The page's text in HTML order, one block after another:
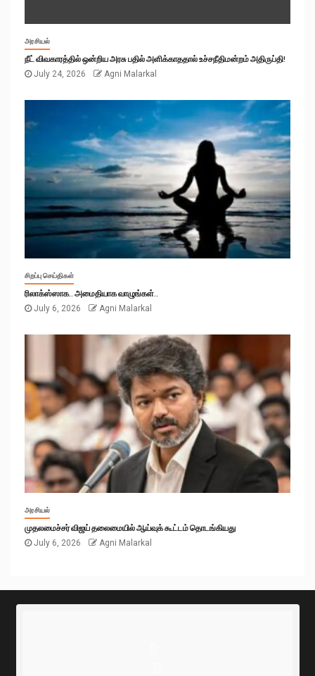
அரசியல்
நீட் விவகாரத்தில் ஒன்றிய அரசு பதில் அளிக்காததால் உச்சநீதிமன்றம் அதிருப்தி!
July 24, 2026
Agni Malarkal
சிறப்பு செய்திகள்
ரிலாக்ஸ்ஸாக.. அமைதியாக வாழுங்கள்..
July 6, 2026
Agni Malarkal
அரசியல்
முதலமைச்சர் விஜய் தலைமையில் ஆய்வுக் கூட்டம் தொடங்கியது
July 6, 2026
Agni Malarkal